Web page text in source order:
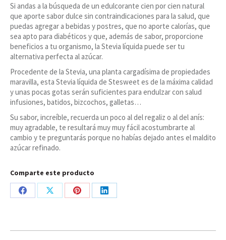
Si andas a la búsqueda de un edulcorante cien por cien natural
que aporte sabor dulce sin contraindicaciones para la salud, que
puedas agregar a bebidas y postres, que no aporte calorías, que
sea apto para diabéticos y que, además de sabor, proporcione
beneficios a tu organismo, la Stevia líquida puede ser tu
alternativa perfecta al azúcar.
Procedente de la Stevia, una planta cargadísima de propiedades
maravilla, esta Stevia líquida de Stesweet es de la máxima calidad
y unas pocas gotas serán suficientes para endulzar con salud
infusiones, batidos, bizcochos, galletas…
Su sabor, increíble, recuerda un poco al del regaliz o al del anís:
muy agradable, te resultará muy muy fácil acostumbrarte al
cambio y te preguntarás porque no habías dejado antes el maldito
azúcar refinado.
Comparte este producto
Share
Share
Share
Share